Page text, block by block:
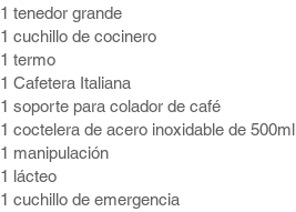
1 tenedor grande
1 cuchillo de cocinero
1 termo
1 Cafetera Italiana
1 soporte para colador de café
1 coctelera de acero inoxidable de 500ml
1 manipulación
1 lácteo
1 cuchillo de emergencia